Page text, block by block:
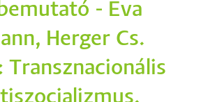
- Eva
Herger Cs.
Transznacionális